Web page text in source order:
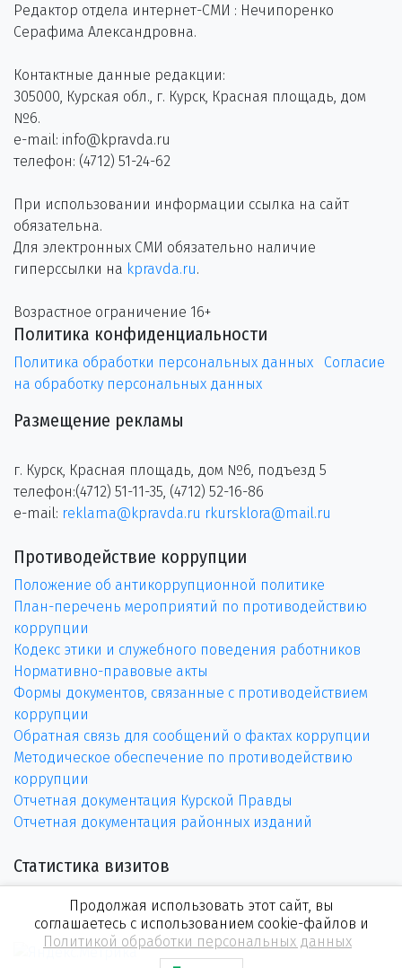
Редактор отдела интернет-СМИ : Нечипоренко
Серафима Александровна.
Контактные данные редакции:
305000, Курская обл., г. Курск, Красная площадь, дом
№6.
e-mail: info@kpravda.ru
телефон: (4712) 51-24-62
При использовании информации ссылка на сайт
обязательна.
Для электронных СМИ обязательно наличие
гиперссылки на kpravda.ru.
Возрастное ограничение 16+
Политика конфиденциальности
Политика обработки персональных данных
Согласие
на обработку персональных данных
Размещение рекламы
г. Курск, Красная площадь, дом №6, подъезд 5
телефон:(4712) 51-11-35, (4712) 52-16-86
e-mail: reklama@kpravda.ru rkursklora@mail.ru
Противодействие коррупции
Положение об антикоррупционной политике
План-перечень мероприятий по противодействию
коррупции
Кодекс этики и служебного поведения работников
Нормативно-правовые акты
Формы документов, связанные с противодействием
коррупции
Обратная связь для сообщений о фактах коррупции
Методическое обеспечение по противодействию
коррупции
Отчетная документация Курской Правды
Отчетная документация районных изданий
Статистика визитов
Продолжая использовать этот сайт, вы
соглашаетесь с использованием cookie-файлов и
Политикой обработки персональных данных